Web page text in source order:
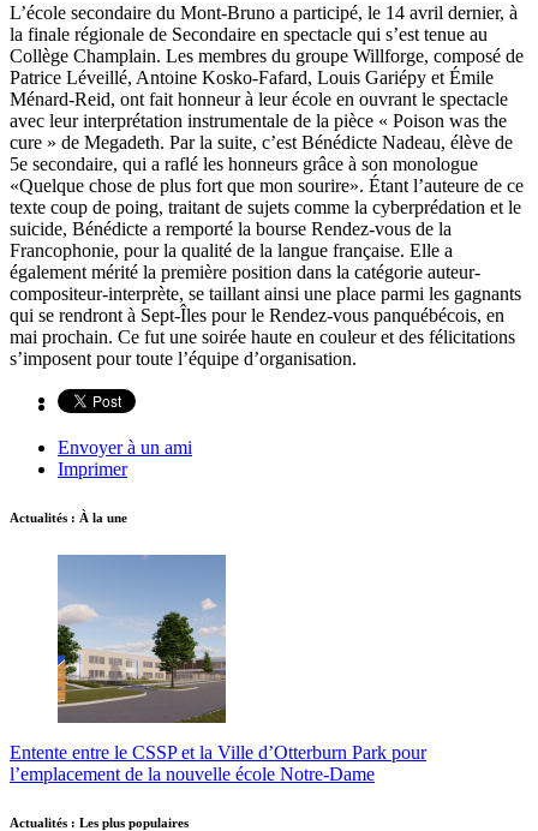
L’école secondaire du Mont-Bruno a participé, le 14 avril dernier, à
la finale régionale de Secondaire en spectacle qui s’est tenue au
Collège Champlain. Les membres du groupe Willforge, composé de
Patrice Léveillé, Antoine Kosko-Fafard, Louis Gariépy et Émile
Ménard-Reid, ont fait honneur à leur école en ouvrant le spectacle
avec leur interprétation instrumentale de la pièce « Poison was the
cure » de Megadeth. Par la suite, c’est Bénédicte Nadeau, élève de
5e secondaire, qui a raflé les honneurs grâce à son monologue
«Quelque chose de plus fort que mon sourire». Étant l’auteure de ce
texte coup de poing, traitant de sujets comme la cyberprédation et le
suicide, Bénédicte a remporté la bourse Rendez-vous de la
Francophonie, pour la qualité de la langue française. Elle a
également mérité la première position dans la catégorie auteur-
compositeur-interprète, se taillant ainsi une place parmi les gagnants
qui se rendront à Sept-Îles pour le Rendez-vous panquébécois, en
mai prochain. Ce fut une soirée haute en couleur et des félicitations
s’imposent pour toute l’équipe d’organisation.
Envoyer à un ami
Imprimer
Actualités : À la une
Entente entre le CSSP et la Ville d’Otterburn Park pour
l’emplacement de la nouvelle école Notre-Dame
Actualités : Les plus populaires